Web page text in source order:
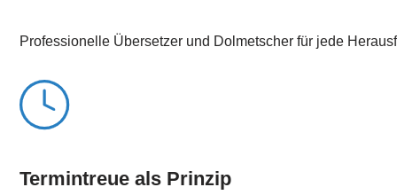
Professionelle Übersetzer und Dolmetscher für jede
Termintreue als Prinzip